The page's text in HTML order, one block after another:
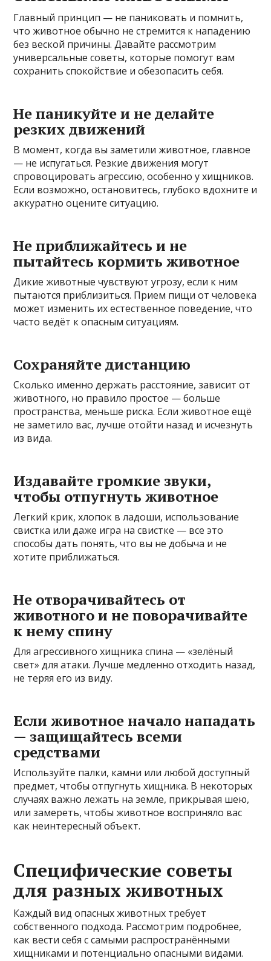
Главный принцип — не паниковать и помнить,
что животное обычно не стремится к нападению
без веской причины. Давайте рассмотрим
универсальные советы, которые помогут вам
сохранить спокойствие и обезопасить себя.
Не паникуйте и не делайте
резких движений
В момент, когда вы заметили животное, главное
— не испугаться. Резкие движения могут
спровоцировать агрессию, особенно у хищников.
Если возможно, остановитесь, глубоко вдохните и
аккуратно оцените ситуацию.
Не приближайтесь и не
пытайтесь кормить животное
Дикие животные чувствуют угрозу, если к ним
пытаются приблизиться. Прием пищи от человека
может изменить их естественное поведение, что
часто ведёт к опасным ситуациям.
Сохраняйте дистанцию
Сколько именно держать расстояние, зависит от
животного, но правило простое — больше
пространства, меньше риска. Если животное ещё
не заметило вас, лучше отойти назад и исчезнуть
из вида.
Издавайте громкие звуки,
чтобы отпугнуть животное
Легкий крик, хлопок в ладоши, использование
свистка или даже игра на свистке — все это
способы дать понять, что вы не добыча и не
хотите приближаться.
Не отворачивайтесь от
животного и не поворачивайте
к нему спину
Для агрессивного хищника спина — «зелёный
свет» для атаки. Лучше медленно отходить назад,
не теряя его из виду.
Если животное начало нападать
— защищайтесь всеми
средствами
Используйте палки, камни или любой доступный
предмет, чтобы отпугнуть хищника. В некоторых
случаях важно лежать на земле, прикрывая шею,
или замереть, чтобы животное восприняло вас
как неинтересный объект.
Специфические советы
для разных животных
Каждый вид опасных животных требует
собственного подхода. Рассмотрим подробнее,
как вести себя с самыми распространёнными
хищниками и потенциально опасными видами.